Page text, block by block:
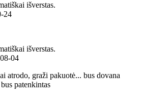
išverstas.
išverstas.
atrodo, graži pakuotė... bus dovana
patenkintas